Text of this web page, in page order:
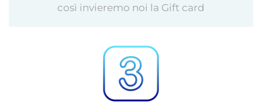
così invieremo noi la Gift card